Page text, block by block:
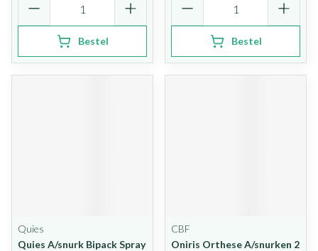
Bestel Bestel
Quies
Quies A/snurk Bipack Spray
CBF
Oniris Orthese A/snurken 2